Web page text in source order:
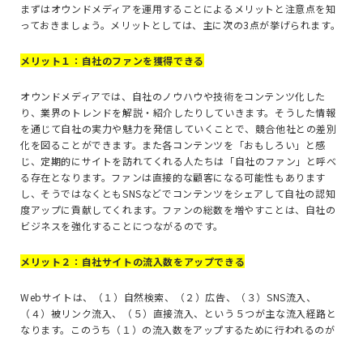
まずはオウンドメディアを運用することによるメリットと注意点を知
っておきましょう。メリットとしては、主に次の3点が挙げられます。
メリット１：自社のファンを獲得できる
オウンドメディアでは、自社のノウハウや技術をコンテンツ化した
り、業界のトレンドを解説・紹介したりしていきます。そうした情報
を通じて自社の実力や魅力を発信していくことで、競合他社との差別
化を図ることができます。また各コンテンツを「おもしろい」と感
じ、定期的にサイトを訪れてくれる人たちは「自社のファン」と呼べ
る存在となります。ファンは直接的な顧客になる可能性もあります
し、そうではなくともSNSなどでコンテンツをシェアして自社の認知
度アップに貢献してくれます。ファンの総数を増やすことは、自社の
ビジネスを強化することにつながるのです。
メリット２：自社サイトの流入数をアップできる
Webサイトは、（１）自然検索、（２）広告、（３）SNS流入、
（４）被リンク流入、（５）直接流入、という５つが主な流入経路と
なります。このうち（１）の流入数をアップするために行われるのが